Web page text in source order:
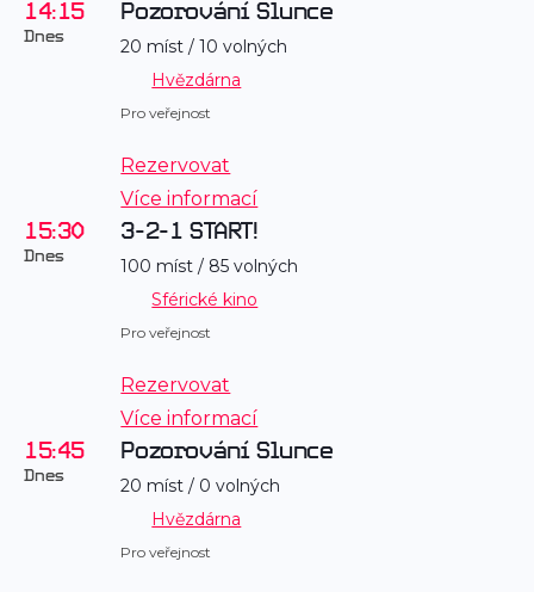
14:15
Dnes
Pozorování Slunce
20 míst / 10 volných
Hvězdárna
Pro veřejnost
Rezervovat
Více informací
15:30
Dnes
3-2-1 START!
100 míst / 85 volných
Sférické kino
Pro veřejnost
Rezervovat
Více informací
15:45
Dnes
Pozorování Slunce
20 míst / 0 volných
Hvězdárna
Pro veřejnost